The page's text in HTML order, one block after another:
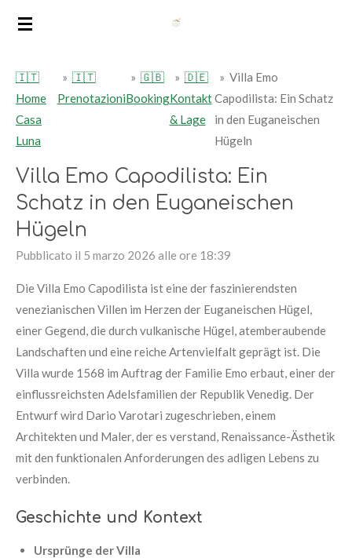
Vai
principale
🇮🇹
Home
Casa
Luna
» 🇮🇹
Prenotazioni
» 🇬🇧
Booking
» 🇩🇪
Kontakt
& Lage
» Villa Emo
Capodilista: Ein Schatz
in den Euganeischen
Hügeln
Villa Emo Capodilista: Ein
Schatz in den Euganeischen
Hügeln
Pubblicato il 5 marzo 2026 alle ore 18:39
Die Villa Emo Capodilista ist eine der faszinierendsten
venezianischen Villen im Herzen der Euganeischen Hügel,
einer Gegend, die durch vulkanische Hügel, atemberaubende
Landschaften und eine reiche Artenvielfalt geprägt ist. Die
Villa wurde 1568 im Auftrag der Familie Emo erbaut, einer der
einflussreichsten Adelsfamilien der Republik Venedig. Der
Entwurf wird Dario Varotari zugeschrieben, einem
Architekten und Maler, der es verstand, Renaissance-Ästhetik
mit den funktionalen Anforderungen des adligen Lebens zu
verbinden.
Geschichte und Kontext
Ursprünge der Villa